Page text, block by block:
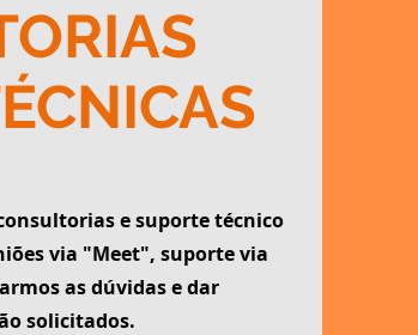
e suporte técnico
via "Meet", suporte via
as dúvidas e dar
solicitados.